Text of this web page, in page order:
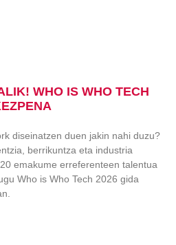
WHO IS WHO TECH
diseinatzen duen jakin nahi duzu?
berrikuntza eta industria
emakume erreferenteen talentua
Who is Who Tech 2026 gida